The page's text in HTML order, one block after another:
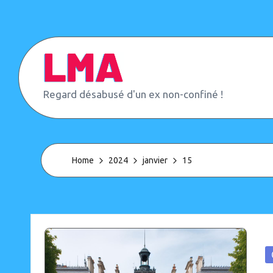
content
L
e
M
n
d
e
è
s
(
Regard désabusé d'un ex non-confiné !
Home 2024 janvier 15